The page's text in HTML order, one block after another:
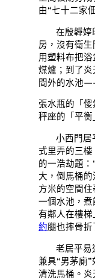
由“七十二家
在殷韡婷
房，沒有衛
用塑料布把
煤爐；到了
間外的水池
張水瓶的「
秤座的「平衡
小西門居
式里弄的三
的一浩劫題
大，倒馬桶
方米的空間
一個水池，煮
有鄰人在樓
約腿也摔骨折
老居平
兼具“男茅廁
清洗馬桶。炎